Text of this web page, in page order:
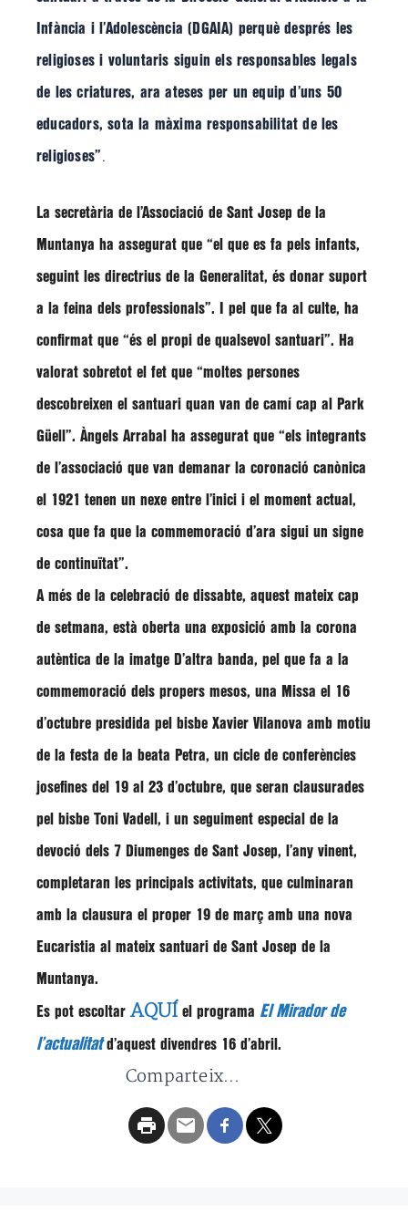
Infància i l’Adolescència (DGAIA) perquè després les
religioses i voluntaris siguin els responsables legals
de les criatures, ara ateses per un equip d’uns 50
educadors, sota la màxima responsabilitat de les
religioses” .
La secretària de l’Associació de Sant Josep de la
Muntanya ha assegurat que “el que es fa pels infants,
seguint les directrius de la Generalitat, és donar suport
a la feina dels professionals”. I pel que fa al culte, ha
confirmat que “és el propi de qualsevol santuari”. Ha
valorat sobretot el fet que “moltes persones
descobreixen el santuari quan van de camí cap al Park
Güell”. Àngels Arrabal ha assegurat que “els integrants
de l’associació que van demanar la coronació canònica
el 1921 tenen un nexe entre l’inici i el moment actual,
cosa que fa que la commemoració d’ara sigui un signe
de continuïtat”.
A més de la celebració de dissabte, aquest mateix cap
de setmana, està oberta una exposició amb la corona
autèntica de la imatge D’altra banda, pel que fa a la
commemoració dels propers mesos, una Missa el 16
d’octubre presidida pel bisbe Xavier Vilanova amb motiu
de la festa de la beata Petra, un cicle de conferències
josefines del 19 al 23 d’octubre, que seran clausurades
pel bisbe Toni Vadell, i un seguiment especial de la
devoció dels 7 Diumenges de Sant Josep, l’any vinent,
completaran les principals activitats, que culminaran
amb la clausura el proper 19 de març amb una nova
Eucaristia al mateix santuari de Sant Josep de la
Muntanya.
Es pot escoltar AQUÍ el programa El Mirador de
l’actualitatd’aquest divendres 16 d’abril.
Comparteix...